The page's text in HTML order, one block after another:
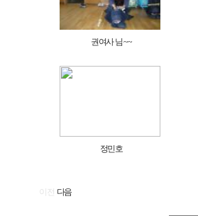
권여사 님 ~~
정민호
이전 다음